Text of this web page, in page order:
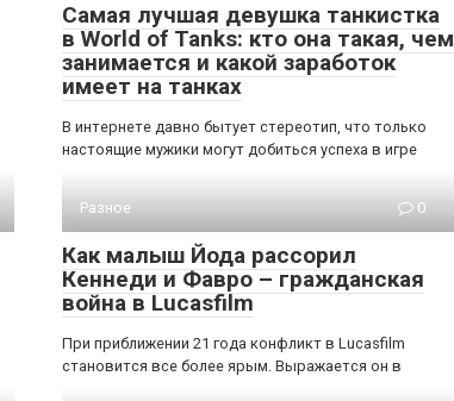
Самая лучшая девушка танкистка
в World of Tanks: кто она такая, чем
занимается и какой заработок
имеет на танках
В интернете давно бытует стереотип, что только
настоящие мужики могут добиться успеха в игре
Разное 0
Как малыш Йода рассорил
Кеннеди и Фавро – гражданская
война в Lucasfilm
При приближении 21 года конфликт в Lucasfilm
становится все более ярым. Выражается он в